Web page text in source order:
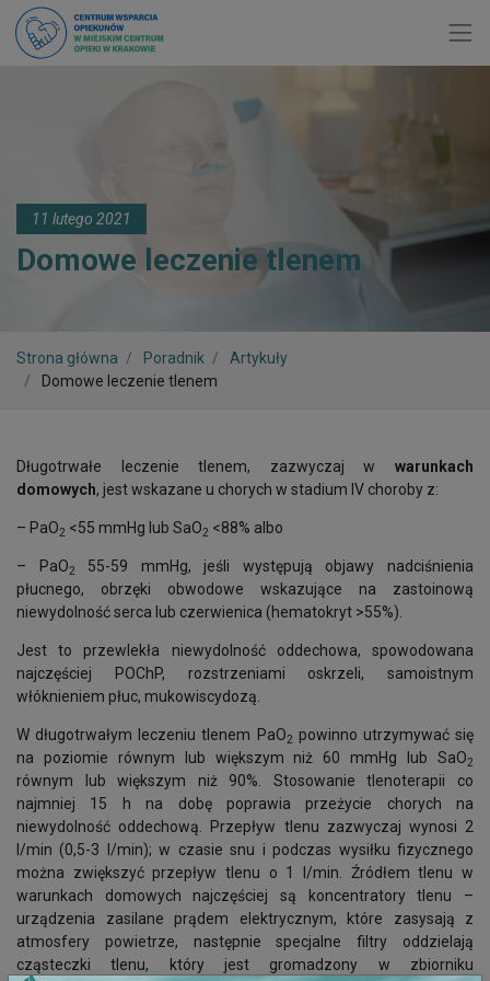
11 lutego 2021
Domowe leczenie tlenem
Strona główna Poradnik
Artykuły
Domowe leczenie tlenem
Długotrwałe leczenie tlenem, zazwyczaj w warunkach
domowych, jest wskazane u chorych w stadium IV choroby z:
– PaO2 <55 mmHg lub SaO2 <88% albo
– PaO2 55-59 mmHg, jeśli występują objawy nadciśnienia
płucnego, obrzęki obwodowe wskazujące na zastoinową
niewydolność serca lub czerwienica (hematokryt >55%).
Jest to przewlekła niewydolność oddechowa, spowodowana
najczęściej POChP, rozstrzeniami oskrzeli, samoistnym
włóknieniem płuc, mukowiscydozą.
W długotrwałym leczeniu tlenem PaO2 powinno utrzymywać się
na poziomie równym lub większym niż 60 mmHg lub SaO2
równym lub większym niż 90%. Stosowanie tlenoterapii co
najmniej 15 h na dobę poprawia przeżycie chorych na
niewydolność oddechową. Przepływ tlenu zazwyczaj wynosi 2
l/min (0,5-3 l/min); w czasie snu i podczas wysiłku fizycznego
można zwiększyć przepływ tlenu o 1 l/min. Źródłem tlenu w
warunkach domowych najczęściej są koncentratory tlenu –
urządzenia zasilane prądem elektrycznym, które zasysają z
atmosfery powietrze, następnie specjalne filtry oddzielają
cząsteczki tlenu, który jest gromadzony w zbiorniku